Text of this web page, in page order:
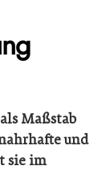
Maßstab
und
sie im